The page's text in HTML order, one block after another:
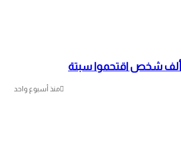
منذ أسبوع واحد